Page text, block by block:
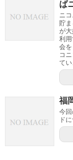
ば
ニ
貯
が
利
会
コ
てい
福
今
ド